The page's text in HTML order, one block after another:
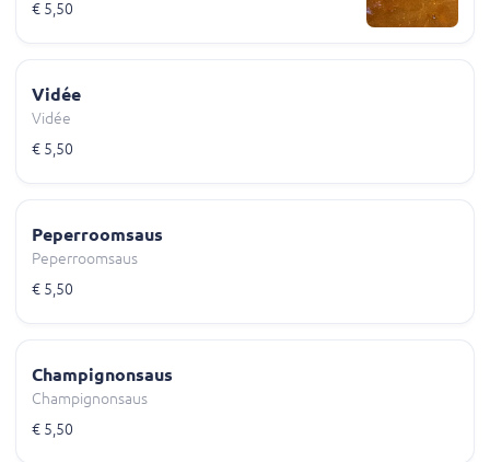
€ 5,50
Vidée
Vidée
€ 5,50
Peperroomsaus
Peperroomsaus
€ 5,50
Champignonsaus
Champignonsaus
€ 5,50